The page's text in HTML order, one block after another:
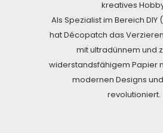
kreatives
Als Spezialist im Bereich DIY
hat Décopatch das
mit ultradünnem und
widerstandsfähigem Papier
modernen Designs
revolutioniert.